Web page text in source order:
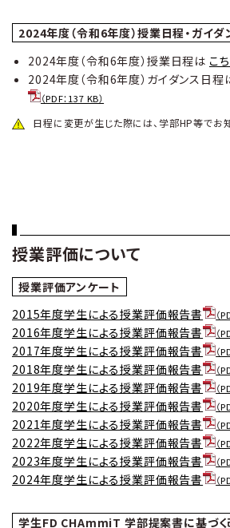
2024年度（令和6年度）授業日程・ガイ
2024年度（令和6年度）授業日程は こ
2024年度（令和6年度）ガイダンス日程
（PDF：137 KB）
日程に変更が生じた際には、学部HP等でお
授業評価について
授業評価アンケート
2015年度学生による授業評価報告書
（
2016年度学生による授業評価報告書 （
2017年度学生による授業評価報告書 （
2018年度学生による授業評価報告書 （
2019年度学生による授業評価報告書 （
2020年度学生による授業評価報告書 （
2021年度学生による授業評価報告書 （
2022年度学生による授業評価報告書 （
2023年度学生による授業評価報告書 （
2024年度学生による授業評価報告書 （
学生FD CHAmmiT 学部提案書に基づ